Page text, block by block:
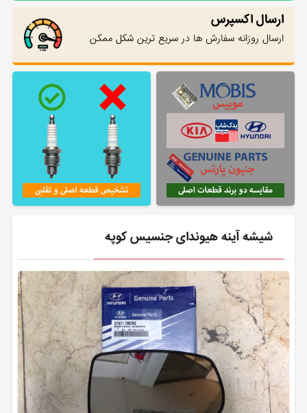
ارسال اکسپرس
ارسال روزانه سفارش ها در سریع ترین شکل ممکن
شیشه آینه هیوندای جنسیس کوپه